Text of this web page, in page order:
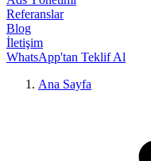
Referanslar
Blog
İletişim
WhatsApp'tan Teklif Al
Ana Sayfa